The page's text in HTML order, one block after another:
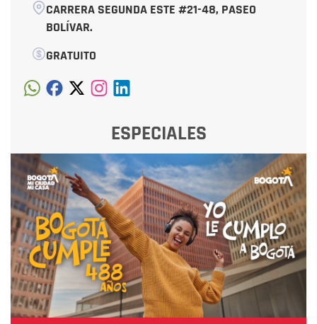
CARRERA SEGUNDA ESTE #21-48, PASEO
BOLÍVAR.
GRATUITO
ESPECIALES